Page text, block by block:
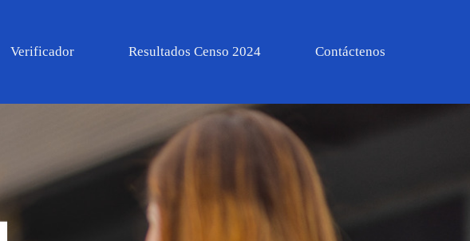
Verificador Resultados Censo 2024 Contáctenos